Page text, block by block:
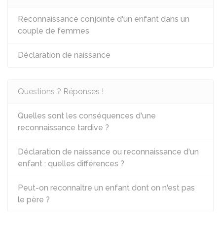
Reconnaissance conjointe d'un enfant dans un
couple de femmes
Déclaration de naissance
Questions ? Réponses !
Quelles sont les conséquences d'une
reconnaissance tardive ?
Déclaration de naissance ou reconnaissance d'un
enfant : quelles différences ?
Peut-on reconnaître un enfant dont on n'est pas
le père ?